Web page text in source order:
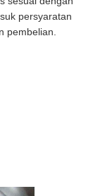
persyaratan
pembelian.